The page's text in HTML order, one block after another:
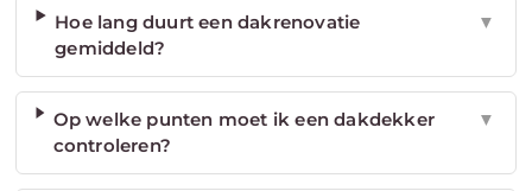
Hoe lang duurt een dakrenovatie
gemiddeld?
▼
Op welke punten moet ik een dakdekker
controleren?
▼